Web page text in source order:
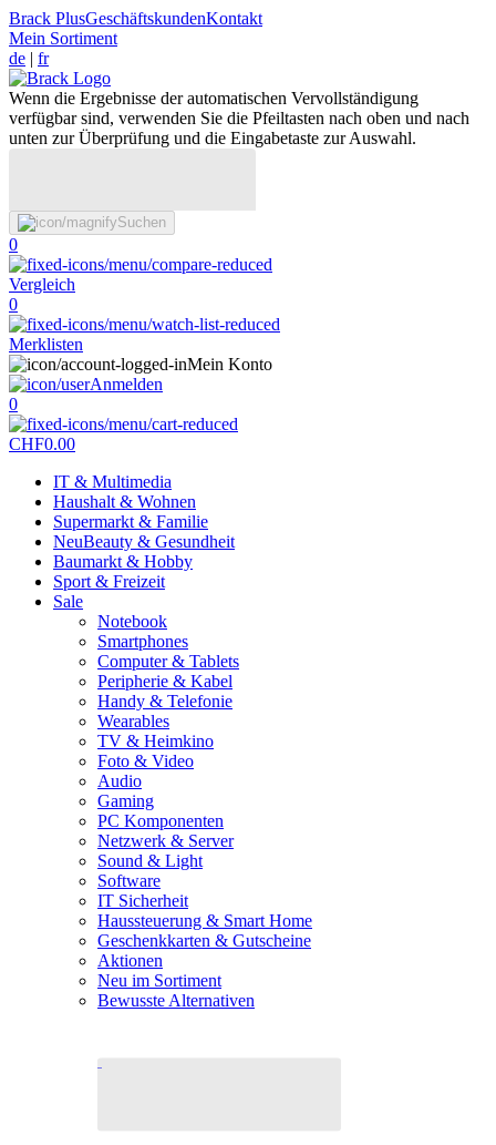
Brack PlusGeschäftskundenKontakt
Mein Sortiment
de | fr
Wenn die Ergebnisse der automatischen Vervollständigung
verfügbar sind, verwenden Sie die Pfeiltasten nach oben und nach
unten zur Überprüfung und die Eingabetaste zur Auswahl.
Suchen
0
Vergleich
0
Merklisten
Mein Konto
Anmelden
0
CHF0.00
IT & Multimedia
Haushalt & Wohnen
Supermarkt & Familie
NeuBeauty & Gesundheit
Baumarkt & Hobby
Sport & Freizeit
Sale
Notebook
Smartphones
Computer & Tablets
Peripherie & Kabel
Handy & Telefonie
Wearables
TV & Heimkino
Foto & Video
Audio
Gaming
PC Komponenten
Netzwerk & Server
Sound & Light
Software
IT Sicherheit
Haussteuerung & Smart Home
Geschenkkarten & Gutscheine
Aktionen
Neu im Sortiment
Bewusste Alternativen